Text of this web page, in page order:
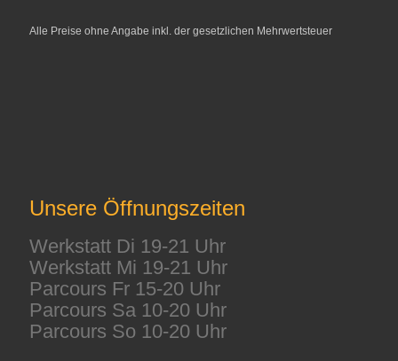
Alle Preise ohne Angabe inkl. der gesetzlichen Mehrwertsteuer
Unsere Öffnungszeiten
Werkstatt Di 19-21 Uhr
Werkstatt Mi 19-21 Uhr
Parcours Fr 15-20 Uhr
Parcours Sa 10-20 Uhr
Parcours So 10-20 Uhr